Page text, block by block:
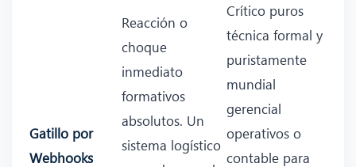
Gatillo por
Webhooks
Reacción o
choque
inmediato
formativos
absolutos. Un
sistema logístico
Crítico puros
técnica formal y
puristamente
mundial
gerencial
operativos o
contable para